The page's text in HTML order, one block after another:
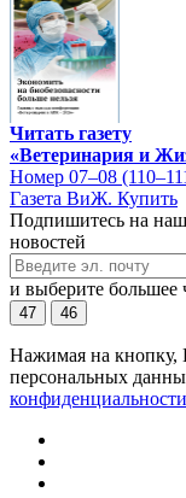
Читать газету
«Ветеринария и
Номер 07–08
Газета ВиЖ. Купить
Подпишитесь на
новостей
и выберите большее
47 46
Нажимая на кнопку,
персональных